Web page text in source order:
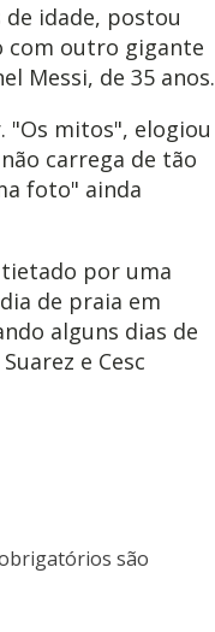
idade, postou
com outro gigante
Messi, de 35 anos.
"Os mitos", elogiou
carrega de tão
foto" ainda
tietado por uma
de praia em
alguns dias de
e Cesc
são